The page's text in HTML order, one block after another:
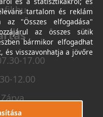
17.00
12.00
tartalom és reklám
az "Összes elfogadása"
az összes sütik
bármikor elfogadhat
és visszavonhatja a jövőre